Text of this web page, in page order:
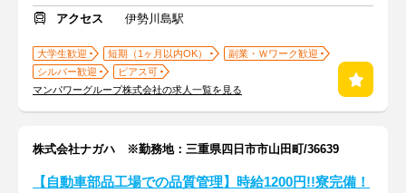
アクセス
伊勢川島駅
大学生歓迎 短期（1ヶ月以内OK）
副業・Ｗワーク歓迎
シルバー歓迎
ピアス可
マンパワーグループ株式会社の求人一覧を見る
株式会社ナガハ ※勤務地：三重県四日市市山田町/36639
【自動車部品工場での品質管理】時給1200円!!寮完備！